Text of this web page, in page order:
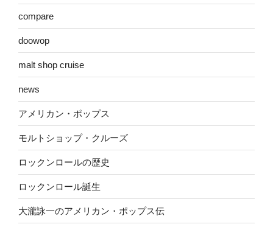
compare
doowop
malt shop cruise
news
アメリカン・ポップス
モルトショップ・クルーズ
ロックンロールの歴史
ロックンロール誕生
大瀧詠一のアメリカン・ポップス伝